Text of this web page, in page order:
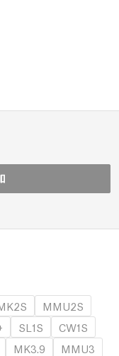
MMU2S
SL1S
CW1S
MK3.9
MMU3